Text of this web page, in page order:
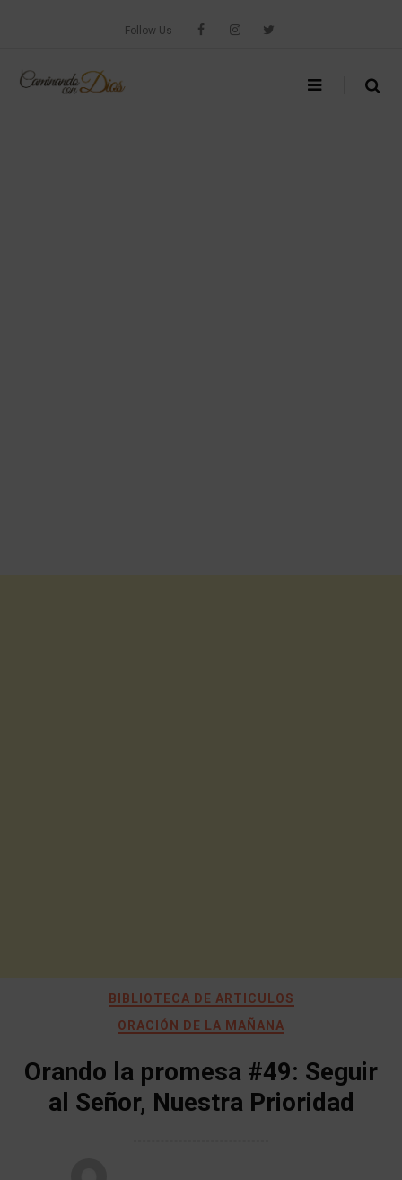
Follow Us
BIBLIOTECA DE ARTICULOS
ORACIÓN DE LA MAÑANA
Orando la promesa #49: Seguir
al Señor, Nuestra Prioridad